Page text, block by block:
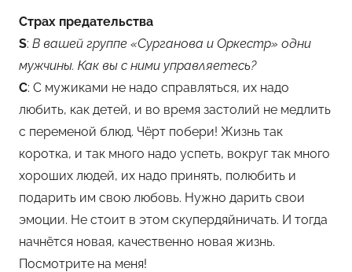
Страх предательства
S: В вашей группе «Сурганова и Оркестр» одни
мужчины. Как вы с ними управляетесь?
С: С мужиками не надо справляться, их надо
любить, как детей, и во время застолий не медлить
с переменой блюд. Чёрт побери! Жизнь так
коротка, и так много надо успеть, вокруг так много
хороших людей, их надо принять, полюбить и
подарить им свою любовь. Нужно дарить свои
эмоции. Не стоит в этом скупердяйничать. И тогда
начнётся новая, качественно новая жизнь.
Посмотрите на меня!